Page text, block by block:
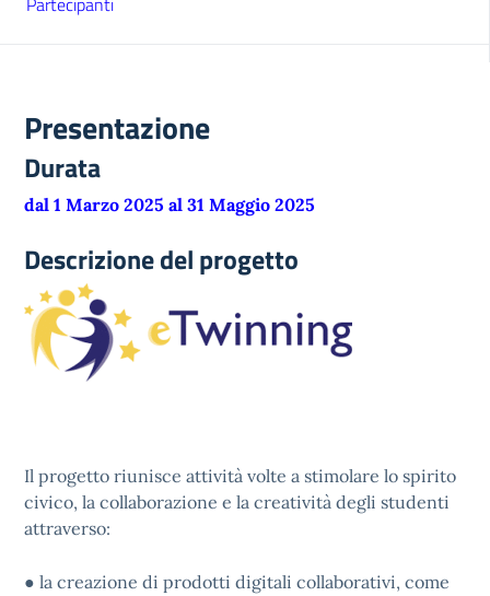
Presentazione
Durata
dal 1 Marzo 2025 al 31 Maggio 2025
Descrizione del progetto
Il progetto riunisce attività volte a stimolare lo spirito
civico, la collaborazione e la creatività degli studenti
attraverso:
● la creazione di prodotti digitali collaborativi, come